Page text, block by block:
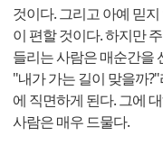
것이다. 그리고 아예 믿
이 편할 것이다. 하지만
들리는 사람은 매순간을
"내가 가는 길이 맞을까
에 직면하게 된다. 그에
사람은 매우 드물다.